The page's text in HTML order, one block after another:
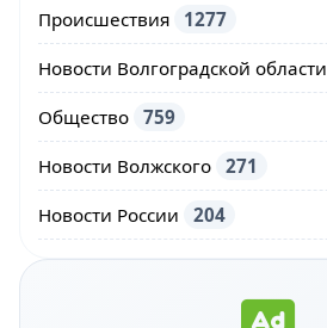
Происшествия 1277
Новости Волгоградской области
Общество 759
Новости Волжского 271
Новости России 204